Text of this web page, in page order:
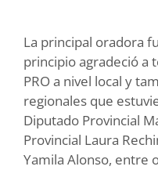
La principal oradora
principio agradeció a
PRO a nivel local y
regionales que
Diputado Provincial
Provincial Laura
Yamila Alonso, entre